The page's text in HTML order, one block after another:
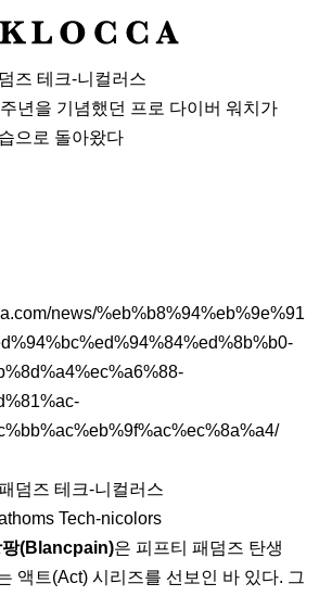
K
O
C
C
즈 테크-니컬러스
년을 기념했던 프로 다이버 워치가
으로 돌아왔다
news/%eb%b8%94%eb%9e%91
Tech-nicolors
팡(Blancpain)은 피프티 패덤즈 탄생
액트(Act) 시리즈를 선보인 바 있다. 그